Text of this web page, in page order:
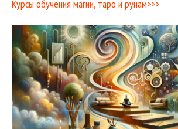
Курсы обучения магии, таро и рунам>>>